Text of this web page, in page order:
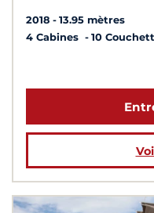
2018
13.95 mètres
4 Cabines
10